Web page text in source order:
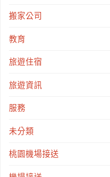
搬家公司
教育
旅遊住宿
旅遊資訊
服務
未分類
桃園機場接送